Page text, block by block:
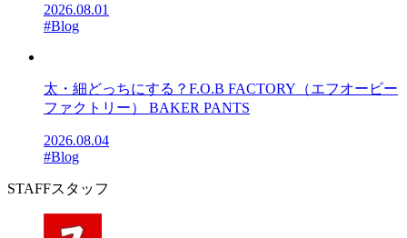
2026.08.01
#Blog
太・細どっちにする？F.O.B FACTORY（エフオービー
ファクトリー） BAKER PANTS
2026.08.04
#Blog
STAFFスタッフ